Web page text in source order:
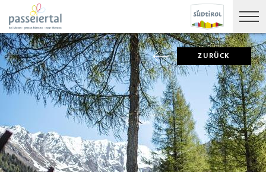
ZURÜCK